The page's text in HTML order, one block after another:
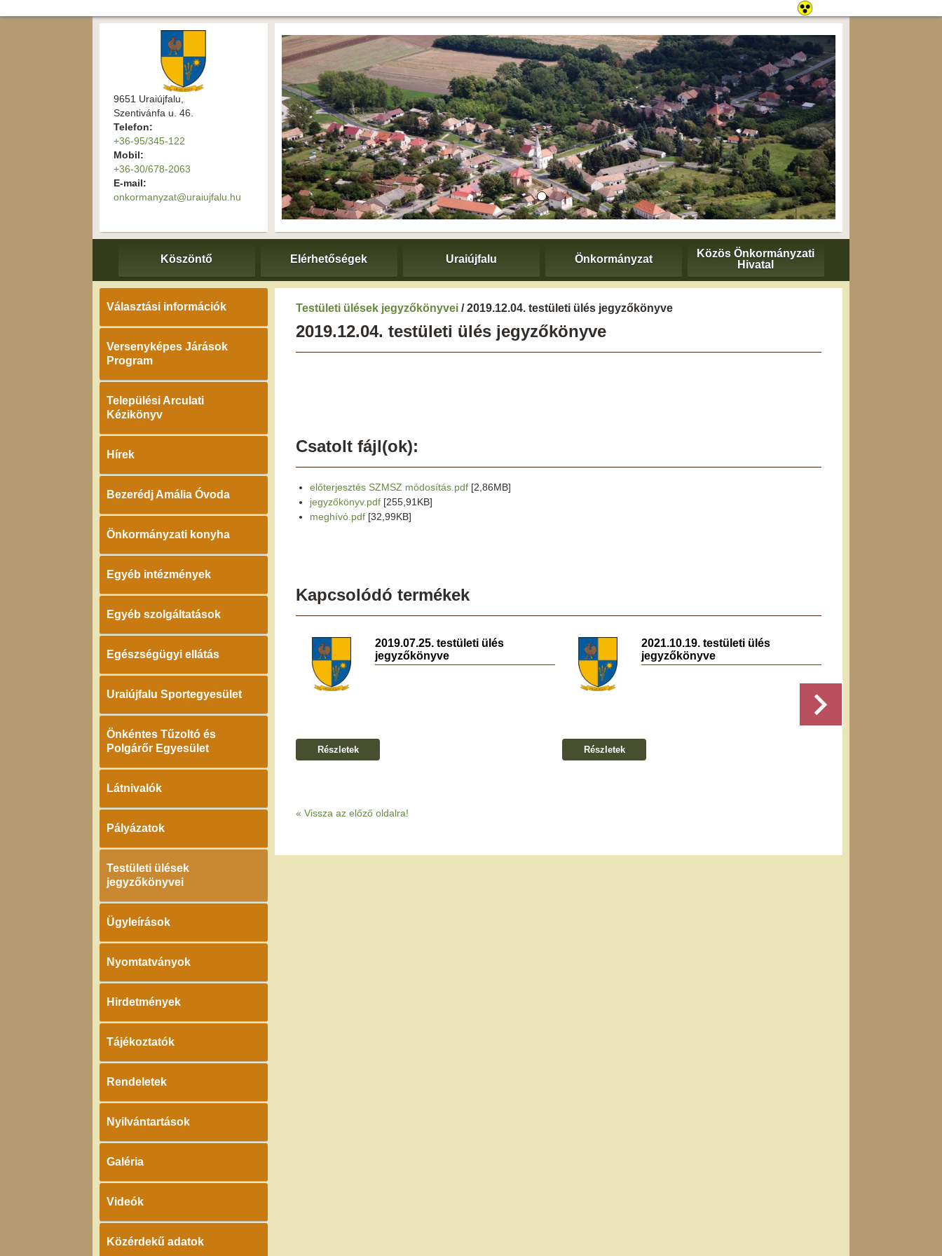
9651 Uraiújfalu,
Szentivánfa u. 46.
Telefon:
+36-95/345-122
Mobil:
+36-30/678-2063
E-mail:
onkormanyzat@uraiujfalu.hu
Köszöntő Elérhetőségek Uraiújfalu Önkormányzat
Közös Önkormányzati
Hivatal
Választási információk
Versenyképes Járások
Program
Települési Arculati
Kézikönyv
Hírek
Bezerédj Amália Óvoda
Önkormányzati konyha
Egyéb intézmények
Egyéb szolgáltatások
Egészségügyi ellátás
Uraiújfalu Sportegyesület
Önkéntes Tűzoltó és
Polgárőr Egyesület
Látnivalók
Pályázatok
Testületi ülések
jegyzőkönyvei
Ügyleírások
Nyomtatványok
Hirdetmények
Tájékoztatók
Rendeletek
Nyilvántartások
Galéria
Videók
Közérdekű adatok
Testületi ülések jegyzőkönyvei / 2019.12.04. testületi ülés jegyzőkönyve
2019.12.04. testületi ülés jegyzőkönyve
Csatolt fájl(ok):
előterjesztés SZMSZ módosítás.pdf [2,86MB]
jegyzőkönyv.pdf [255,91KB]
meghívó.pdf [32,99KB]
Kapcsolódó termékek
2019.07.25. testületi ülés
jegyzőkönyve
Részletek
2021.10.19. testületi ülés
jegyzőkönyve
Részletek
« Vissza az előző oldalra!